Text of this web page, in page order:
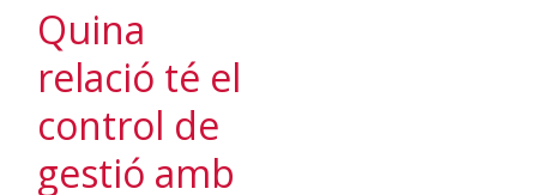
Quina
relació té el
control de
gestió amb